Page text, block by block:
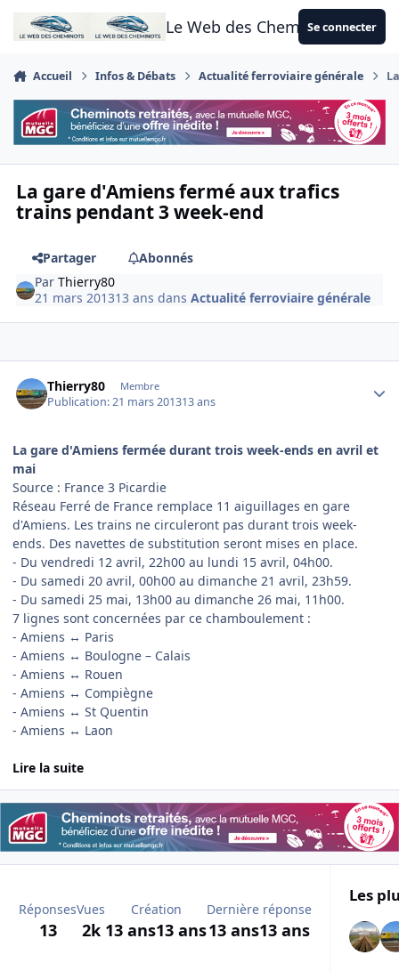
Aller au contenu
Le Web des CheminotsSe connecter
Accueil Infos & Débats Actualité ferroviaire générale
La gare d'Amiens fermé aux trafics
trains pendant 3 week-end
Partager
Abonnés
ParThierry80
21 mars 201313 ans dansActualité ferroviaire générale
Thierry80 Membre
Publication:21 mars 201313 ans
La gare d'Amiens fermée durant trois week-ends en avril et
mai
Source : France 3 Picardie
Réseau Ferré de France remplace 11 aiguillages en gare
d'Amiens. Les trains ne circuleront pas durant trois week-
ends. Des navettes de substitution seront mises en place.
- Du vendredi 12 avril, 22h00 au lundi 15 avril, 04h00.
- Du samedi 20 avril, 00h00 au dimanche 21 avril, 23h59.
- Du samedi 25 mai, 13h00 au dimanche 26 mai, 11h00.
7 lignes sont concernées par ce chamboulement :
- Amiens ↔ Paris
- Amiens ↔ Boulogne – Calais
- Amiens ↔ Rouen
- Amiens ↔ Compiègne
- Amiens ↔ St Quentin
- Amiens ↔ Laon
Lire la suite
Réponses
13
Vues
2k
Création
13 ans13 ans
Dernière réponse
13 ans13 ans
Les